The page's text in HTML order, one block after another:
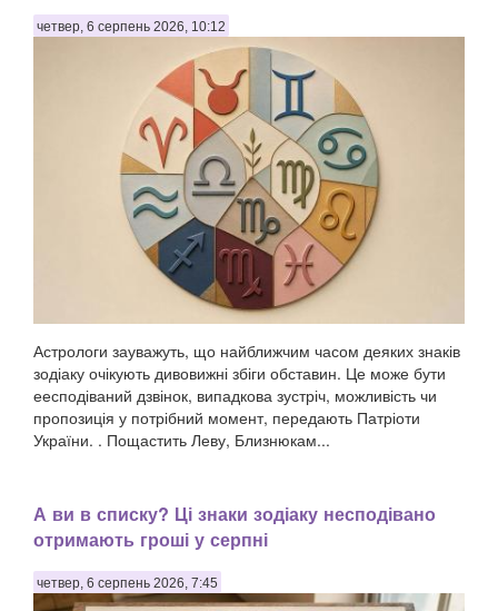
четвер, 6 серпень 2026, 10:12
Астрологи зауважуть, що найближчим часом деяких знаків
зодіаку очікують дивовижні збіги обставин. Це може бути
еесподіваний дзвінок, випадкова зустріч, можливість чи
пропозиція у потрібний момент, передають Патріоти
України. . Пощастить Леву, Близнюкам...
А ви в списку? Ці знаки зодіаку несподівано
отримають гроші у серпні
четвер, 6 серпень 2026, 7:45